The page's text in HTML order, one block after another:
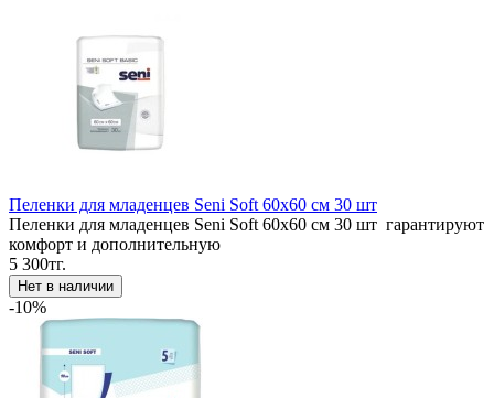
Пеленки для младенцев Seni Soft 60x60 см 30 шт
Пеленки для младенцев Seni Soft 60x60 см 30 шт гарантируют
комфорт и дополнительную
5 300тг.
-10%